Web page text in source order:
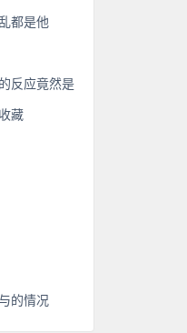
都是他
反应竟然是
藏
的情况